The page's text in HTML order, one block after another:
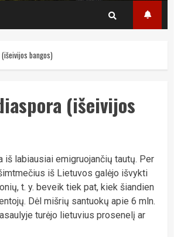
bangos)
(išeivijos
iš labiausiai emigruojančių tautų. Per
iš Lietuvos galėjo išvykti
t. y. beveik tiek pat, kiek šiandien
Dėl mišrių santuokų apie 6 mln.
turėjo lietuvius prosenelį ar